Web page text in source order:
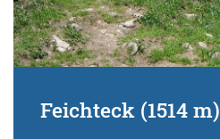
Feichteck (1514 m)